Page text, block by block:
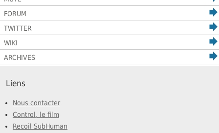
FORUM
TWITTER
WIKI
ARCHIVES
Liens
Nous contacter
Control, le film
Recoil SubHuman